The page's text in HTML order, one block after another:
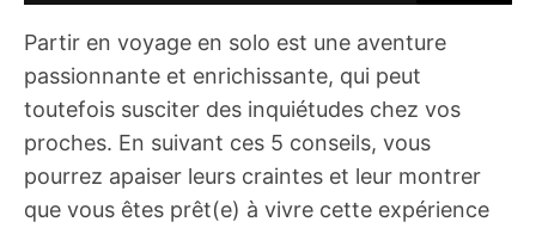
Partir en voyage en solo est une aventure
passionnante et enrichissante, qui peut
toutefois susciter des inquiétudes chez vos
proches. En suivant ces 5 conseils, vous
pourrez apaiser leurs craintes et leur montrer
que vous êtes prêt(e) à vivre cette expérience